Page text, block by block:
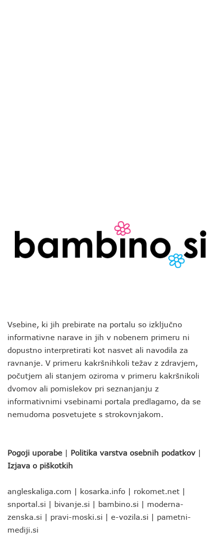
Vsebine, ki jih prebirate na portalu so izključno
informativne narave in jih v nobenem primeru ni
dopustno interpretirati kot nasvet ali navodila za
ravnanje. V primeru kakršnihkoli težav z zdravjem,
počutjem ali stanjem oziroma v primeru kakršnikoli
dvomov ali pomislekov pri seznanjanju z
informativnimi vsebinami portala predlagamo, da se
nemudoma posvetujete s strokovnjakom.
Pogoji uporabe | Politika varstva osebnih podatkov |
Izjava o piškotkih
angleskaliga.com | kosarka.info | rokomet.net |
snportal.si | bivanje.si | bambino.si | moderna-
zenska.si | pravi-moski.si | e-vozila.si | pametni-
mediji.si